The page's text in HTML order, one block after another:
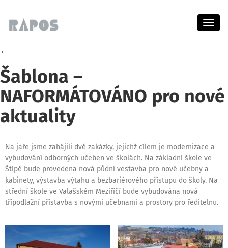
Menu
←
Šablona –
NAFORMÁTOVÁNO pro nové
aktuality
Na jaře jsme zahájili dvě zakázky, jejichž cílem je modernizace a
vybudování odborných učeben ve školách. Na základní škole ve
Štípě bude provedena nová půdní vestavba pro nové učebny a
kabinety, výstavba výtahu a bezbariérového přístupu do školy. Na
střední škole ve Valašském Meziříčí bude vybudována nová
třípodlažní přístavba s novými učebnami a prostory pro ředitelnu.